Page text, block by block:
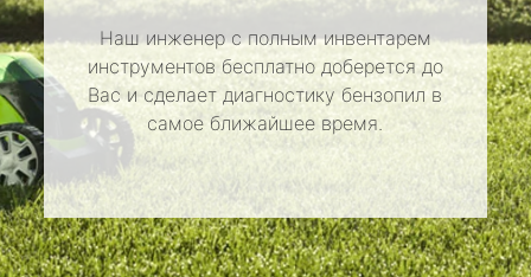
Наш инженер с полным инвентарем
инструментов бесплатно доберется до
Вас и сделает диагностику бензопил в
самое ближайшее время.